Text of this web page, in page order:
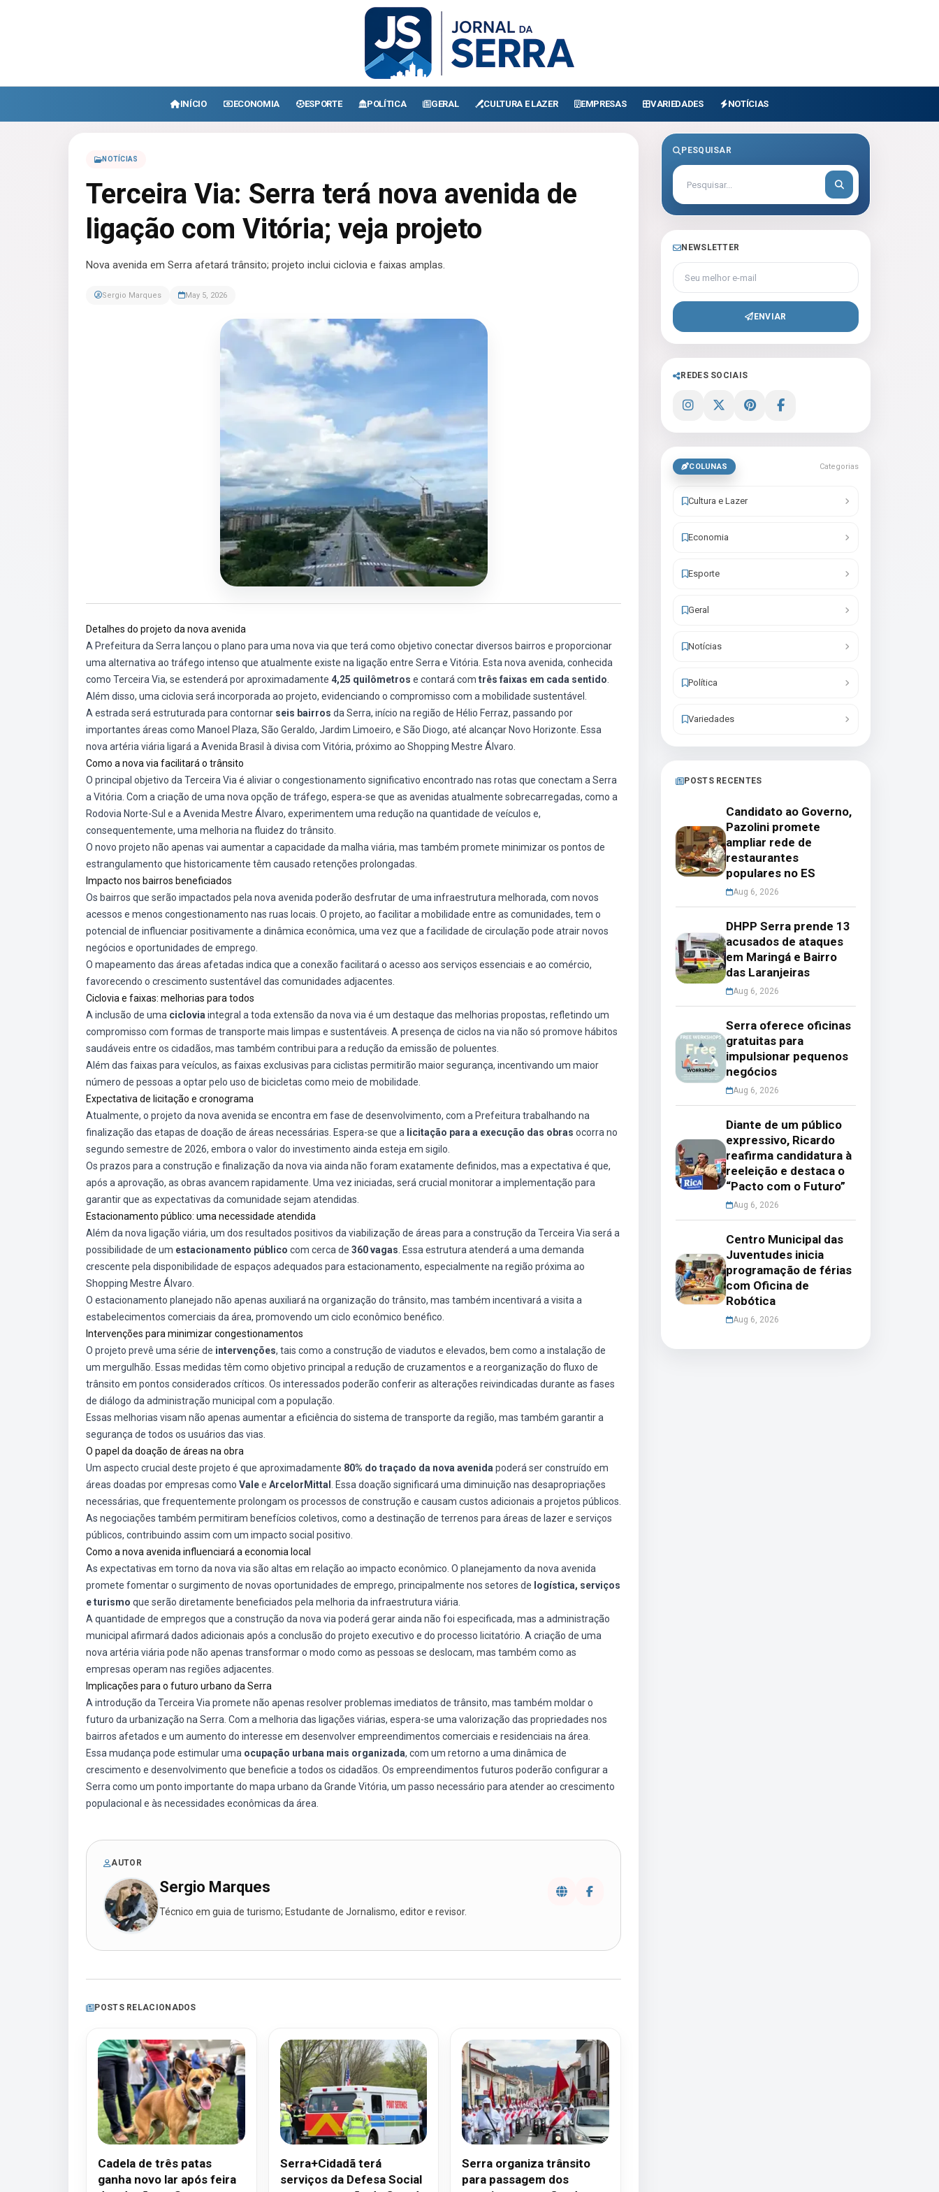
INÍCIO ECONOMIA ESPORTE POLÍTICA GERAL CULTURA E LAZER EMPRESAS VARIEDADES NOTÍCIAS
NOTÍCIAS
Terceira Via: Serra terá nova avenida de
ligação com Vitória; veja projeto
Nova avenida em Serra afetará trânsito; projeto inclui ciclovia e faixas amplas.
Sergio Marques May 5, 2026
Detalhes do projeto da nova avenida
A Prefeitura da Serra lançou o plano para uma nova via que terá como objetivo conectar diversos bairros e proporcionar
uma alternativa ao tráfego intenso que atualmente existe na ligação entre Serra e Vitória. Esta nova avenida, conhecida
como Terceira Via, se estenderá por aproximadamente 4,25 quilômetros e contará com três faixas em cada sentido
Além disso, uma ciclovia será incorporada ao projeto, evidenciando o compromisso com a mobilidade sustentável.
A estrada será estruturada para contornar seis bairros da Serra, início na região de Hélio Ferraz, passando por
importantes áreas como Manoel Plaza, São Geraldo, Jardim Limoeiro, e São Diogo, até alcançar Novo Horizonte. Essa
nova artéria viária ligará a Avenida Brasil à divisa com Vitória, próximo ao Shopping Mestre Álvaro.
Como a nova via facilitará o trânsito
O principal objetivo da Terceira Via é aliviar o congestionamento significativo encontrado nas rotas que conectam a Serra
a Vitória. Com a criação de uma nova opção de tráfego, espera-se que as avenidas atualmente sobrecarregadas, como a
Rodovia Norte-Sul e a Avenida Mestre Álvaro, experimentem uma redução na quantidade de veículos e,
consequentemente, uma melhoria na fluidez do trânsito.
O novo projeto não apenas vai aumentar a capacidade da malha viária, mas também promete minimizar os pontos de
estrangulamento que historicamente têm causado retenções prolongadas.
Impacto nos bairros beneficiados
Os bairros que serão impactados pela nova avenida poderão desfrutar de uma infraestrutura melhorada, com novos
acessos e menos congestionamento nas ruas locais. O projeto, ao facilitar a mobilidade entre as comunidades, tem o
potencial de influenciar positivamente a dinâmica econômica, uma vez que a facilidade de circulação pode atrair novos
negócios e oportunidades de emprego.
O mapeamento das áreas afetadas indica que a conexão facilitará o acesso aos serviços essenciais e ao comércio,
favorecendo o crescimento sustentável das comunidades adjacentes.
Ciclovia e faixas: melhorias para todos
A inclusão de uma ciclovia integral a toda extensão da nova via é um destaque das melhorias propostas, refletindo um
compromisso com formas de transporte mais limpas e sustentáveis. A presença de ciclos na via não só promove hábitos
saudáveis entre os cidadãos, mas também contribui para a redução da emissão de poluentes.
Além das faixas para veículos, as faixas exclusivas para ciclistas permitirão maior segurança, incentivando um maior
número de pessoas a optar pelo uso de bicicletas como meio de mobilidade.
Expectativa de licitação e cronograma
Atualmente, o projeto da nova avenida se encontra em fase de desenvolvimento, com a Prefeitura trabalhando na
finalização das etapas de doação de áreas necessárias. Espera-se que a licitação para a execução das obras ocorra no
segundo semestre de 2026, embora o valor do investimento ainda esteja em sigilo.
Os prazos para a construção e finalização da nova via ainda não foram exatamente definidos, mas a expectativa é que,
após a aprovação, as obras avancem rapidamente. Uma vez iniciadas, será crucial monitorar a implementação para
garantir que as expectativas da comunidade sejam atendidas.
Estacionamento público: uma necessidade atendida
Além da nova ligação viária, um dos resultados positivos da viabilização de áreas para a construção da Terceira Via será a
possibilidade de um estacionamento público com cerca de 360 vagas . Essa estrutura atenderá a uma demanda
crescente pela disponibilidade de espaços adequados para estacionamento, especialmente na região próxima ao
Shopping Mestre Álvaro.
O estacionamento planejado não apenas auxiliará na organização do trânsito, mas também incentivará a visita a
estabelecimentos comerciais da área, promovendo um ciclo econômico benéfico.
Intervenções para minimizar congestionamentos
O projeto prevê uma série de intervenções, tais como a construção de viadutos e elevados, bem como a instalação de
um mergulhão. Essas medidas têm como objetivo principal a redução de cruzamentos e a reorganização do fluxo de
trânsito em pontos considerados críticos. Os interessados poderão conferir as alterações reivindicadas durante as fases
de diálogo da administração municipal com a população.
Essas melhorias visam não apenas aumentar a eficiência do sistema de transporte da região, mas também garantir a
segurança de todos os usuários das vias.
O papel da doação de áreas na obra
Um aspecto crucial deste projeto é que aproximadamente 80% do traçado da nova avenida poderá ser construído em
áreas doadas por empresas como Valee ArcelorMittal
. Essa doação significará uma diminuição nas desapropriações
necessárias, que frequentemente prolongam os processos de construção e causam custos adicionais a projetos públicos.
As negociações também permitiram benefícios coletivos, como a destinação de terrenos para áreas de lazer e serviços
públicos, contribuindo assim com um impacto social positivo.
Como a nova avenida influenciará a economia local
As expectativas em torno da nova via são altas em relação ao impacto econômico. O planejamento da nova avenida
promete fomentar o surgimento de novas oportunidades de emprego, principalmente nos setores de logística, serviços
e turismo que serão diretamente beneficiados pela melhoria da infraestrutura viária.
A quantidade de empregos que a construção da nova via poderá gerar ainda não foi especificada, mas a administração
municipal afirmará dados adicionais após a conclusão do projeto executivo e do processo licitatório. A criação de uma
nova artéria viária pode não apenas transformar o modo como as pessoas se deslocam, mas também como as
empresas operam nas regiões adjacentes.
Implicações para o futuro urbano da Serra
A introdução da Terceira Via promete não apenas resolver problemas imediatos de trânsito, mas também moldar o
futuro da urbanização na Serra. Com a melhoria das ligações viárias, espera-se uma valorização das propriedades nos
bairros afetados e um aumento do interesse em desenvolver empreendimentos comerciais e residenciais na área.
Essa mudança pode estimular uma ocupação urbana mais organizada, com um retorno a uma dinâmica de
crescimento e desenvolvimento que beneficie a todos os cidadãos. Os empreendimentos futuros poderão configurar a
Serra como um ponto importante do mapa urbano da Grande Vitória, um passo necessário para atender ao crescimento
populacional e às necessidades econômicas da área.
AUTOR
Sergio Marques
Técnico em guia de turismo; Estudante de Jornalismo, editor e revisor.
POSTS RELACIONADOS
Cadela de três patas
ganha novo lar após feira
Serra+Cidadã terá
serviços da Defesa Social
Serra organiza trânsito
para passagem dos
PESQUISAR
NEWSLETTER
Seu melhor e-mail
ENVIAR
REDES SOCIAIS
COLUNAS Categorias
Cultura e Lazer
Economia
Esporte
Geral
Notícias
Política
Variedades
POSTS RECENTES
Candidato ao Governo,
Pazolini promete
ampliar rede de
restaurantes
populares no ES
Aug 6, 2026
DHPP Serra prende 13
acusados de ataques
em Maringá e Bairro
das Laranjeiras
Aug 6, 2026
Serra oferece oficinas
gratuitas para
impulsionar pequenos
negócios
Aug 6, 2026
Diante de um público
expressivo, Ricardo
reafirma candidatura à
reeleição e destaca o
“Pacto com o Futuro”
Aug 6, 2026
Centro Municipal das
Juventudes inicia
programação de férias
com Oficina de
Robótica
Aug 6, 2026